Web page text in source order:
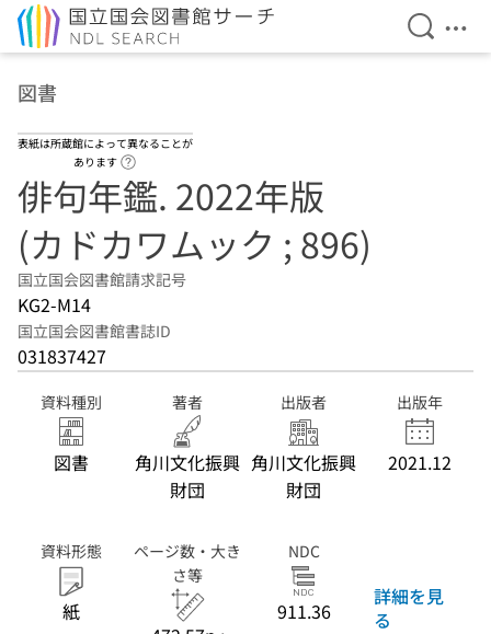
検索を
メ
図書
表紙は所蔵館によって異なることが
あります
俳句年鑑. 2022年版
(カドカワムック ; 896)
国立国会図書館請求記号
KG2-M14
国立国会図書館書誌ID
031837427
資料種別
図書
著者
角川文化振興
財団
出版者
角川文化振興
財団
出版年
2021.12
資料形態
紙
ページ数・大き
さ等
NDC
911.36
詳細を見
る